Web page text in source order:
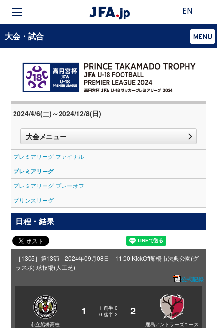
EN
大会・試合
2024/4/6(土)～2024/12/8(日)
大会メニュー
プレミアリーグ ファイナル
プレミアリーグ
プレミアリーグ プレーオフ
プリンスリーグ
日程・結果
［1305］第13節 2024年09月08日 11:00 KickOff船橋市法典公園(グ
ラスポ) 球技場(人工芝)
公式記録
市立船橋高校
1 1 前半 0
0 後半 2 2
鹿島アントラーズユース